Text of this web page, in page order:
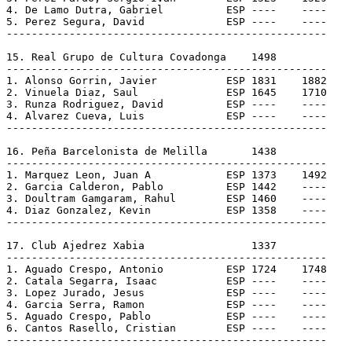
4. De Lamo Dutra, Gabriel          ESP ----    ----
5. Perez Segura, David             ESP ----    ----
---------------------------------------------------
15. Real Grupo de Cultura Covadonga    1498
---------------------------------------------------
1. Alonso Gorrin, Javier           ESP 1831    1882
2. Vinuela Diaz, Saul              ESP 1645    1710
3. Runza Rodriguez, David          ESP ----    ----
4. Alvarez Cueva, Luis             ESP ----    ----
---------------------------------------------------
16. Peña Barcelonista de Melilla       1438
---------------------------------------------------
1. Marquez Leon, Juan A            ESP 1373    1492
2. Garcia Calderon, Pablo          ESP 1442    ----
3. Doultram Gamgaram, Rahul        ESP 1460    ----
4. Diaz Gonzalez, Kevin            ESP 1358    ----
---------------------------------------------------
17. Club Ajedrez Xabia                 1337
---------------------------------------------------
1. Aguado Crespo, Antonio          ESP 1724    1748
2. Catala Segarra, Isaac           ESP ----    ----
3. Lopez Jurado, Jesus             ESP ----    ----
4. Garcia Serra, Ramon             ESP ----    ----
5. Aguado Crespo, Pablo            ESP ----    ----
6. Cantos Rasello, Cristian        ESP ----    ----
---------------------------------------------------